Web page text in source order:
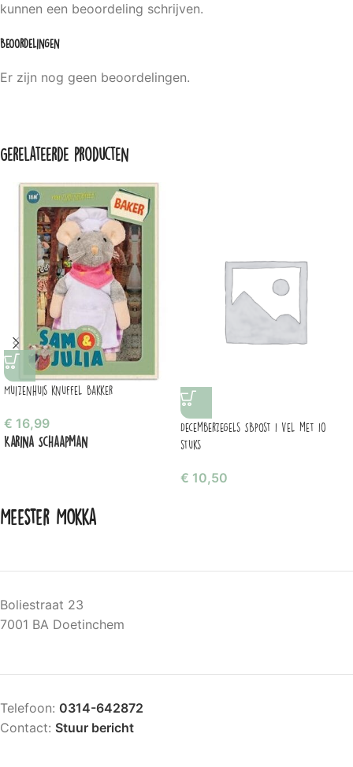
Beoordelingen
Er zijn nog geen beoordelingen.
kunnen een beoordeling schrijven.
Gerelateerde producten
Muizenhuis knuffel bakker
€ 16,99
Karina Schaapman
Decemberzegels SBpost 1 vel met 10
stuks
€ 10,50
Meester Mokka
Boliestraat 23
7001 BA Doetinchem
Telefoon: 0314-642872
Contact: Stuur bericht